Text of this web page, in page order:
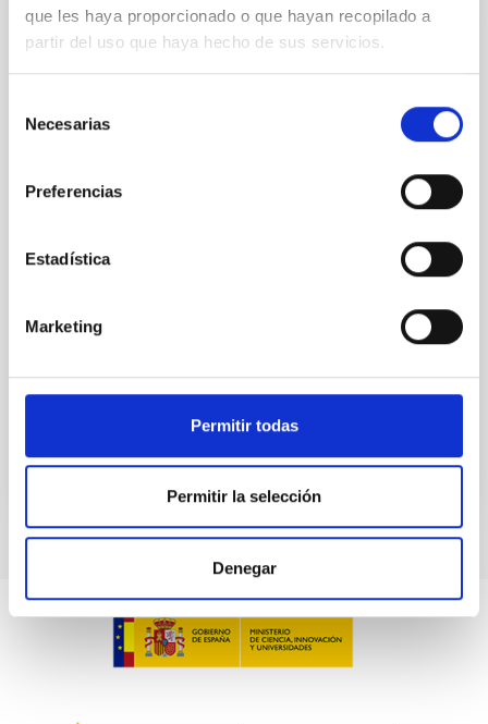
que les haya proporcionado o que hayan recopilado a
partir del uso que haya hecho de sus servicios.
Necesarias
Preferencias
Estadística
Marketing
Permitir todas
Permitir la selección
Denegar
MOONS@VLT
being built by a consortium led by the UK-ATC. The
instrument is fibre fed, has a multiplex of 1000 and
a high transmission. There are two spectral resolving
Dr.
Pleyades